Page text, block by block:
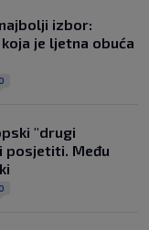
izbor:
je ljetna obuća
0
"drugi
posjetiti. Među
0